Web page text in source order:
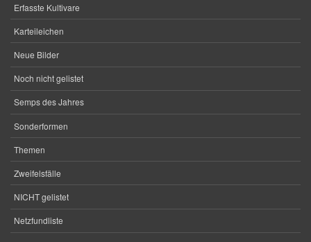
Erfasste Kultivare
Karteileichen
Neue Bilder
Noch nicht gelistet
Semps des Jahres
Sonderformen
Themen
Zweifelsfälle
NICHT gelistet
Netzfundliste